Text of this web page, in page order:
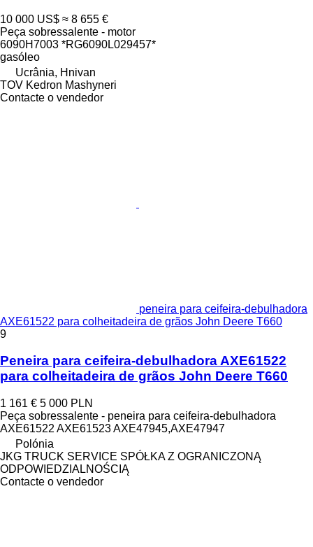
10 000 US$ ≈ 8 655 €
Peça sobressalente - motor
6090H7003 *RG6090L029457*
gasóleo
Ucrânia, Hnivan
TOV Kedron Mashyneri
Contacte o vendedor
peneira para ceifeira-debulhadora
AXE61522 para colheitadeira de grãos John Deere T660
9
Peneira para ceifeira-debulhadora AXE61522
para colheitadeira de grãos John Deere T660
1 161 € 5 000 PLN
Peça sobressalente - peneira para ceifeira-debulhadora
AXE61522 AXE61523 AXE47945,AXE47947
Polónia
JKG TRUCK SERVICE SPÓŁKA Z OGRANICZONĄ
ODPOWIEDZIALNOŚCIĄ
Contacte o vendedor